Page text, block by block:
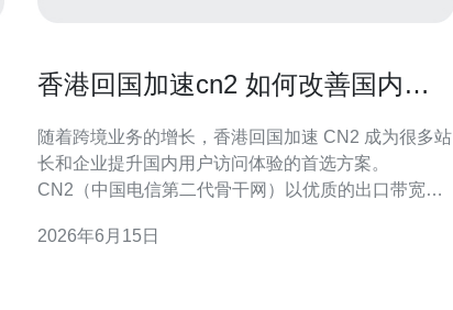
香港回国加速cn2 如何改善国内用
随着跨境业务的增长，香港回国加速 CN2 成为很多站
长和企业提升国内用户访问体验的首选方案。
CN2（中国电信第二代骨干网）以优质的出口带宽和
和抖动，提升访问稳定性和页面加载速度。 CN2 的优
2026年6月15日